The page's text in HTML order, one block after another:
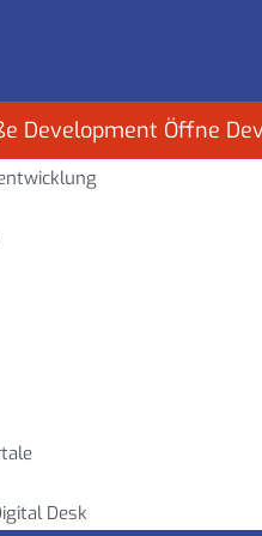
Development Öffne
Desk